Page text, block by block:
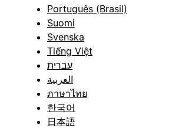
Português (Brasil)
Suomi
Svenska
Tiếng Việt
עברית
العربية
ภาษาไทย
한국어
日本語